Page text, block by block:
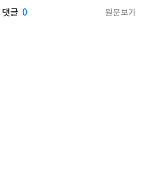
댓글 0 원문보기